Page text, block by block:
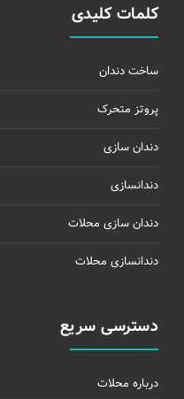
کلمات کلیدی
ساخت دندان
پروتز متحرک
دندان سازی
دندانسازی
دندان سازی محلات
دندانسازی محلات
دسترسی سریع
درباره محلات